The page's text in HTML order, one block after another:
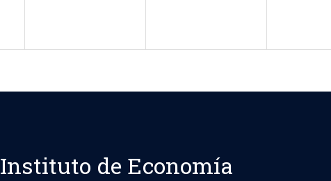
Instituto de Economía